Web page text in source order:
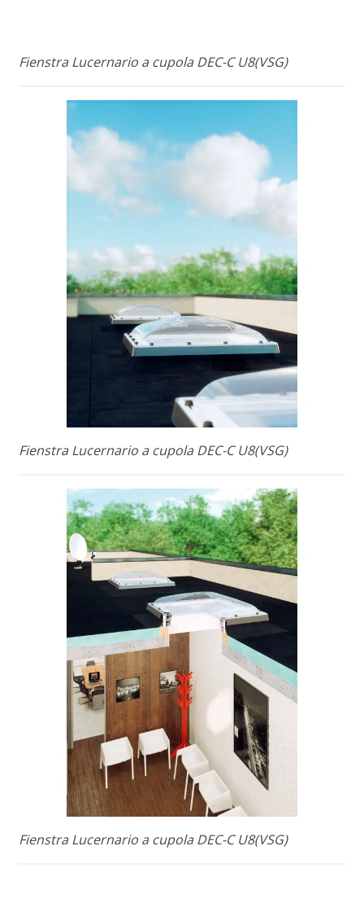
Fienstra Lucernario a cupola DEC-C U8(VSG)
Fienstra Lucernario a cupola DEC-C U8(VSG)
Fienstra Lucernario a cupola DEC-C U8(VSG)